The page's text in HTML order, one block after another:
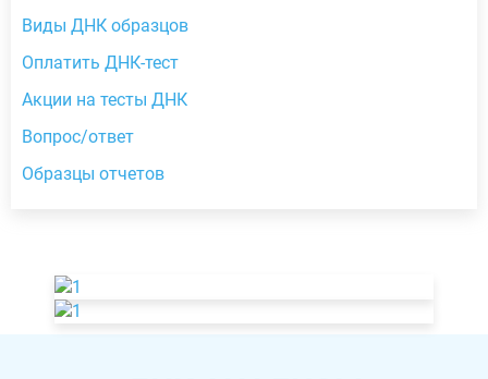
Виды ДНК образцов
Оплатить ДНК-тест
Акции на тесты ДНК
Вопрос/ответ
Образцы отчетов